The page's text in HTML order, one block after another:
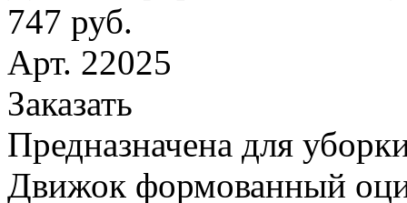
747 руб.
Арт. 22025
Заказать
Предназначена для
Движок формованный